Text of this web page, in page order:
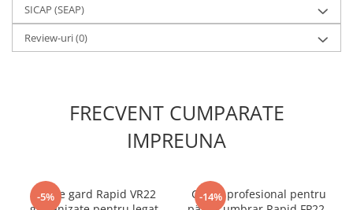
SICAP (SEAP)
Review-uri(0)
FRECVENT CUMPARATE
IMPREUNA
-5%
Capse gard Rapid VR22
-14%
Clește profesional pentru